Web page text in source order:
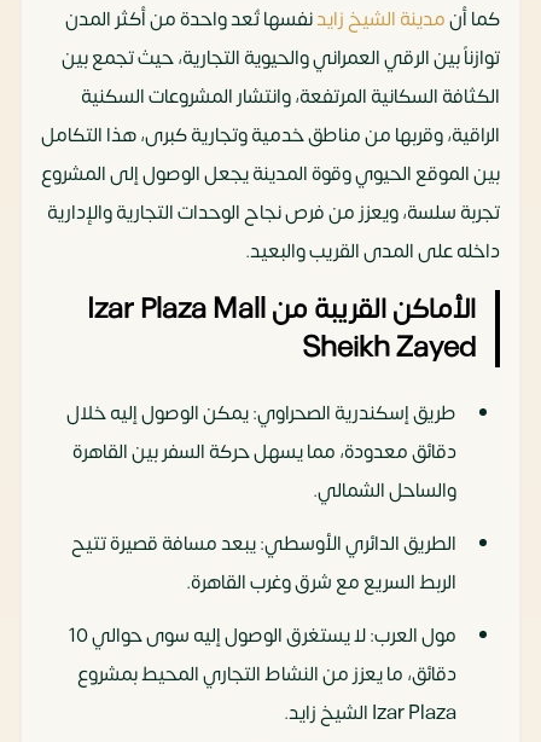
كما أنمدينة الشيخ زايدنفسها تُعد واحدة من أكثر المدن
توازناً بين الرقي العمراني والحيوية التجارية، حيث تجمع بين
الكثافة السكانية المرتفعة، وانتشار المشروعات السكنية
الراقية، وقربها من مناطق خدمية وتجارية كبرى، هذا التكامل
بين الموقع الحيوي وقوة المدينة يجعل الوصول إلى المشروع
تجربة سلسة، ويعزز من فرص نجاح الوحدات التجارية والإدارية
داخله على المدى القريب والبعيد.
الأماكن القريبة من Izar Plaza Mall
Sheikh Zayed
طريق إسكندرية الصحراوي: يمكن الوصول إليه خلال
دقائق معدودة، مما يسهل حركة السفر بين القاهرة
والساحل الشمالي.
الطريق الدائري الأوسطي: يبعد مسافة قصيرة تتيح
الربط السريع مع شرق وغرب القاهرة.
مول العرب: لا يستغرق الوصول إليه سوى حوالي 10
دقائق، ما يعزز من النشاط التجاري المحيط بمشروع
Izar Plaza الشيخ زايد.